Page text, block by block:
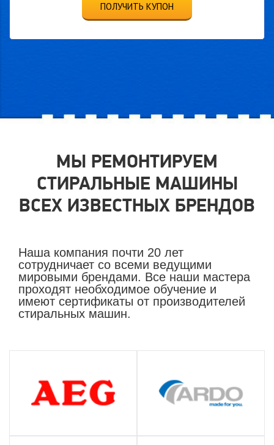
ПОЛУЧИТЬ КУПОН
МЫ РЕМОНТИРУЕМ
СТИРАЛЬНЫЕ МАШИНЫ
ВСЕХ ИЗВЕСТНЫХ БРЕНДОВ
Наша компания почти 20 лет
сотрудничает со всеми ведущими
мировыми брендами. Все наши мастера
проходят необходимое обучение и
имеют сертификаты от производителей
стиральных машин.